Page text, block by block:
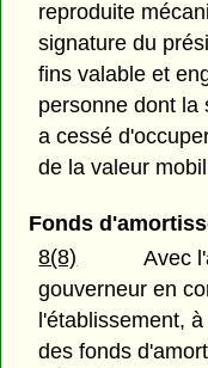
reproduite
signature du
fins valable et
personne dont la
a cessé
de la valeur
Fonds
8(8)
Avec
gouverneur en
l'établissement,
des fonds